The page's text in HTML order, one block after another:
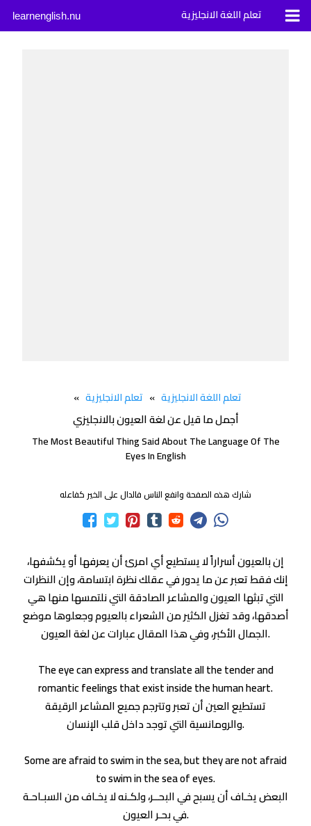
تعلم اللغة الانجليزية learnenglish.nu
تعلم اللغة الانجليزية » تعلم الانجليزية »
أجمل ما قيل عن لغة العيون بالانجليزي
The Most Beautiful Thing Said About The Language Of The
Eyes In English
شارك هذه الصفحة وانفع الناس فالدال على الخير كفاعله
إن بالعيون أسراراً لا يستطيع أي امرئ أن يعرفها أو يكشفها،
إنك فقط تعبر عن ما يدور في عقلك نظرة ابتسامة، وإن النظرات
التي تبثها العيون والمشاعر الصادقة التي نلتمسها منها هي
أصدقها، وقد تغزل الكثير من الشعراء بالعيوم وجعلوها موضع
الجمال الأكبر، وفي هذا المقال عبارات عن لغة العيون.
The eye can express and translate all the tender and
romantic feelings that exist inside the human heart.
تستطيع العين أن تعبر وتترجم جميع المشاعر الرقيقة
والرومانسية التي توجد داخل قلب الإنسان.
Some are afraid to swim in the sea, but they are not afraid
to swim in the sea of ​​eyes.
البعض يخـاف أن يسبح في البحــر، ولكـنه لا يخـاف من السبـاحـة
في بحـر العيون.